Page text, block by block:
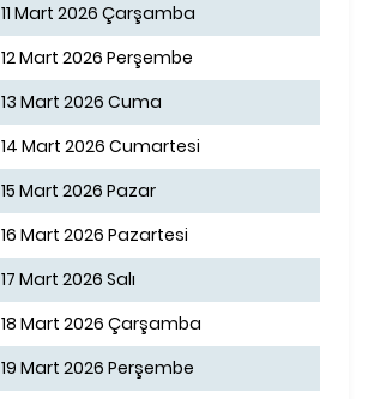
11 Mart 2026 Çarşamba
12 Mart 2026 Perşembe
13 Mart 2026 Cuma
14 Mart 2026 Cumartesi
15 Mart 2026 Pazar
16 Mart 2026 Pazartesi
17 Mart 2026 Salı
18 Mart 2026 Çarşamba
19 Mart 2026 Perşembe